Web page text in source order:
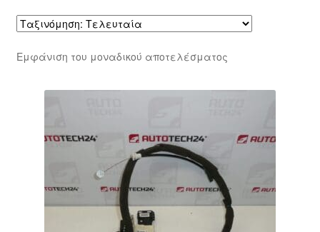
Εμφάνιση του μοναδικού αποτελέσματος